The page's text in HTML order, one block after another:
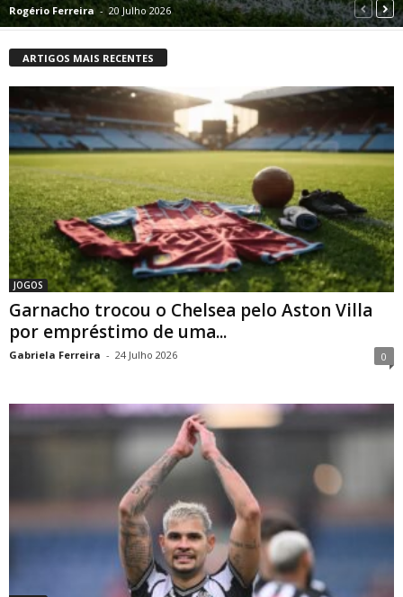
Rogério Ferreira - 20 Julho 2026
ARTIGOS MAIS RECENTES
JOGOS
Garnacho trocou o Chelsea pelo Aston Villa
por empréstimo de uma...
Gabriela Ferreira - 24 Julho 2026 0